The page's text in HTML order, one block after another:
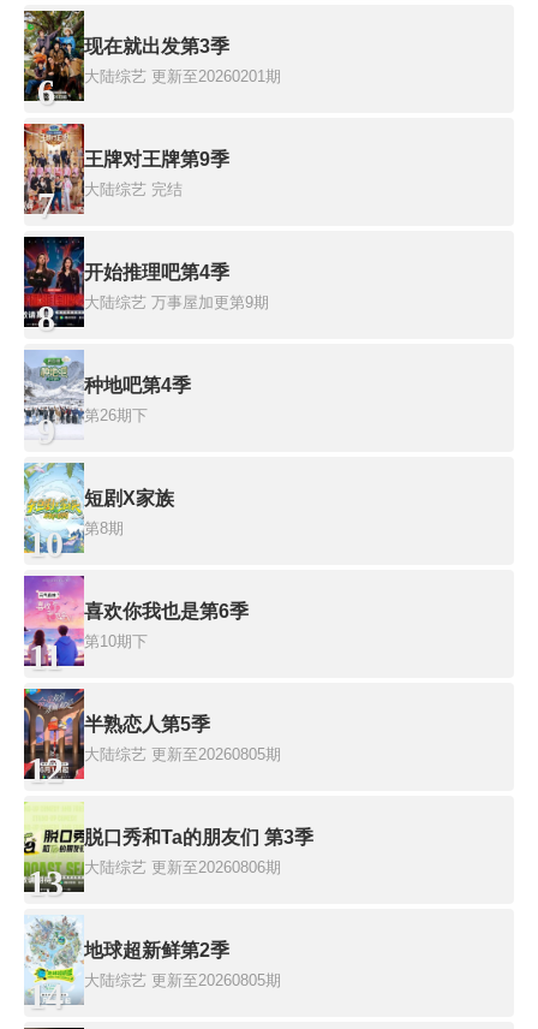
6
现在就出发第3季
大陆综艺 更新至20260201期
7
王牌对王牌第9季
大陆综艺 完结
8
开始推理吧第4季
大陆综艺 万事屋加更第9期
9
种地吧第4季
第26期下
10
短剧X家族
第8期
11
喜欢你我也是第6季
第10期下
12
半熟恋人第5季
大陆综艺 更新至20260805期
13
脱口秀和Ta的朋友们 第3季
大陆综艺 更新至20260806期
14
地球超新鲜第2季
大陆综艺 更新至20260805期